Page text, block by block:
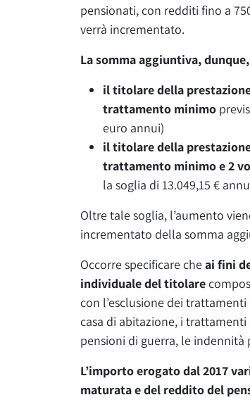
pensionati, con redditi fino a
verrà incrementato.
La somma aggiuntiva,
il titolare della
trattamento minimo
euro annui)
il titolare della
trattamento minimo e 2
la soglia di 13.049,15 €
Oltre tale soglia, l’aumento
incrementato della somma
Occorre specificare cheai fini
individuale del titolare
con l’esclusione dei
casa di abitazione, i
pensioni di guerra, le
L’importo erogato dal 2017
maturata e del reddito del